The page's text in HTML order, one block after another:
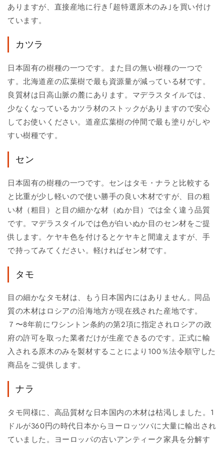
ありますが、直接産地に行き｢超特選原木のみ｣を買い付け
ています。
カツラ
日本固有の樹種の一つです。また目の無い樹種の一つで
す。北海道産の広葉樹で最も資源量が減っている材です。
良質材は日高山脈の麓にあります。マデラスタイルでは、
少なくなっているカツラ材のストックがありますので安心
してお使いください。道産広葉樹の仲間で最も塗りがしや
すい樹種です。
セン
日本固有の樹種の一つです。センはタモ・ナラと比較する
と比重が少し軽いので使い勝手の良い木材ですが、目の粗
い材（粗目）と目の細かな材（ぬか目）では全く違う品質
です。マデラスタイルでは色が白いぬか目のセン材をご提
供します。ケヤキ色を付けるとケヤキと間違えますが、手
で持ってみてください。軽ければセン材です。
タモ
目の細かなタモ材は、もう日本国内にはありません。同品
質の木材はロシアの沿海地方が現在残された産地です。
７〜8年前にワシントン条約の第2項に指定されロシアの政
府の許可を取った業者だけが生産できるのです。正式に輸
入される原木のみを製材することにより100％法令順守した
商品をご提供します。
ナラ
タモ同様に、高品質材な日本国内の木材は枯渇しました。1
ドルが360円の時代日本からヨーロッツパに大量に輸出され
ていました。ヨーロッパの古いアンティーク家具を分解す